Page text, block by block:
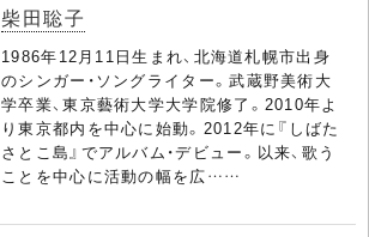
柴田聡子
1986年12月11日生まれ、北海道札幌市出身
のシンガー・ソングライター。武蔵野美術大
学卒業、東京藝術大学大学院修了。2010年よ
り東京都内を中心に始動。2012年に『しばた
さとこ島』でアルバム・デビュー。以来、歌う
ことを中心に活動の幅を広……